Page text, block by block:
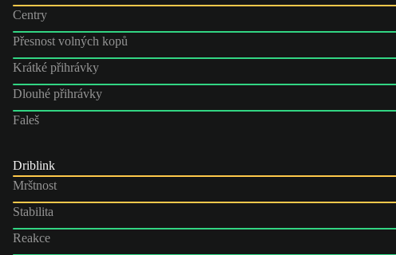
Centry
Přesnost volných kopů
Krátké přihrávky
Dlouhé přihrávky
Faleš
Driblink
Mrštnost
Stabilita
Reakce